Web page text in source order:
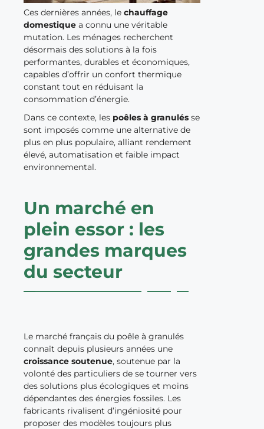
Ces dernières années, le chauffage
domestique a connu une véritable
mutation. Les ménages recherchent
désormais des solutions à la fois
performantes, durables et économiques,
capables d’offrir un confort thermique
constant tout en réduisant la
consommation d’énergie.
Dans ce contexte, les poêles à granulés se
sont imposés comme une alternative de
plus en plus populaire, alliant rendement
élevé, automatisation et faible impact
environnemental.
Un marché en
plein essor : les
grandes marques
du secteur
Le marché français du poêle à granulés
connaît depuis plusieurs années une
croissance soutenue, soutenue par la
volonté des particuliers de se tourner vers
des solutions plus écologiques et moins
dépendantes des énergies fossiles. Les
fabricants rivalisent d’ingéniosité pour
proposer des modèles toujours plus